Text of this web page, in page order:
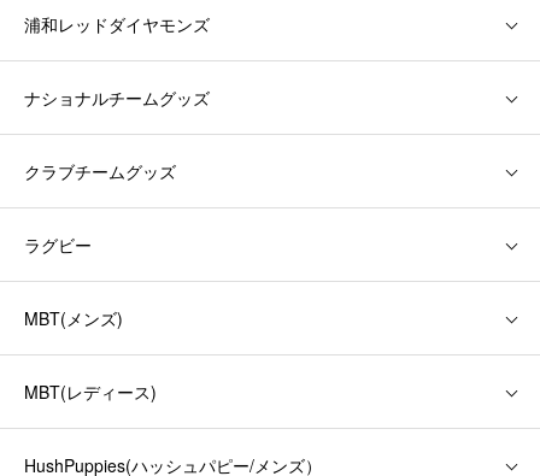
浦和レッドダイヤモンズ
ナショナルチームグッズ
クラブチームグッズ
ラグビー
MBT(メンズ)
MBT(レディース)
HushPuppies(ハッシュパピー/メンズ）